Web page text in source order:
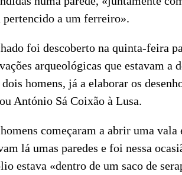
pertencido a um ferreiro».
foi descoberto na quinta-feira
arqueológicas que estavam
homens, já a elaborar os
António Sá Coixão à Lusa.
começaram a abrir uma
lá umas paredes e foi nessa
estava «dentro de um saco de